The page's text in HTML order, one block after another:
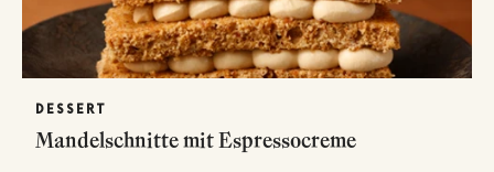
DESSERT
Mandelschnitte mit Espressocreme